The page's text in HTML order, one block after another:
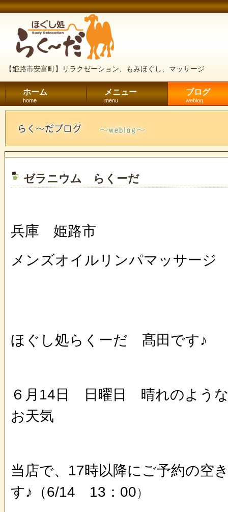
【姫路市安富町】リラクゼーション、もみほぐし、マッサージ
ホーム
home
メニュー
menu
ブログ
weblog
ゼラニウム らくーだ
兵庫 姫路市
メンズオイルリンパマッサージ
ほぐし処らくーだ 髙田です♪
６月14日 日曜日 晴れのよう
お天気
当店で、17時以降にご予約の空
す♪（6/14 13：00）